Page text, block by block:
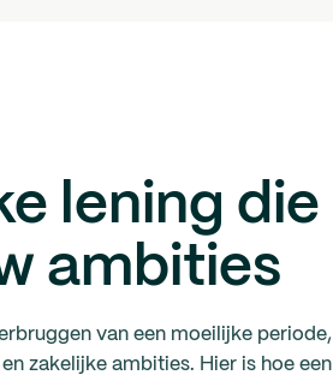
lening die
ambities
van een moeilijke periode,
zakelijke ambities. Hier is hoe een